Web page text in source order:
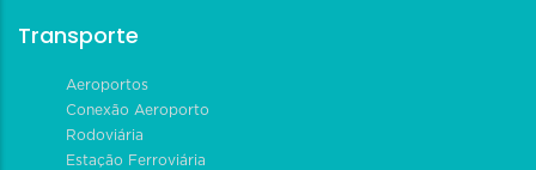
Transporte
Aeroportos
Conexão Aeroporto
Rodoviária
Estação Ferroviária